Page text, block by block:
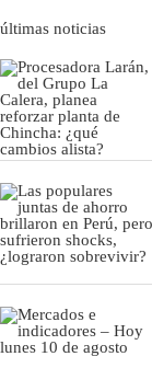
últimas noticias